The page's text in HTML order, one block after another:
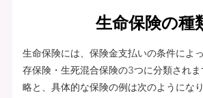
生命保険の種
生命保険には、保険金支払いの条件によ
存保険・生死混合保険の3つに分類され
略と、具体的な保険の例は次のようになり